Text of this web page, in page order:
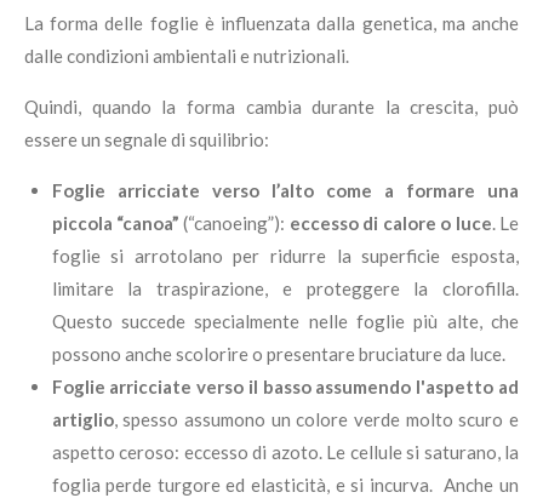
La forma delle foglie è influenzata dalla genetica, ma anche
dalle condizioni ambientali e nutrizionali.
Quindi, quando la forma cambia durante la crescita, può
essere un segnale di squilibrio:
Foglie arricciate verso l’alto come a formare una
piccola “canoa” (“canoeing”): eccesso di calore o luce. Le
foglie si arrotolano per ridurre la superficie esposta,
limitare la traspirazione, e proteggere la clorofilla.
Questo succede specialmente nelle foglie più alte, che
possono anche scolorire o presentare bruciature da luce.
Foglie arricciate verso il basso assumendo l'aspetto ad
artiglio, spesso assumono un colore verde molto scuro e
aspetto ceroso: eccesso di azoto. Le cellule si saturano, la
foglia perde turgore ed elasticità, e si incurva. Anche un